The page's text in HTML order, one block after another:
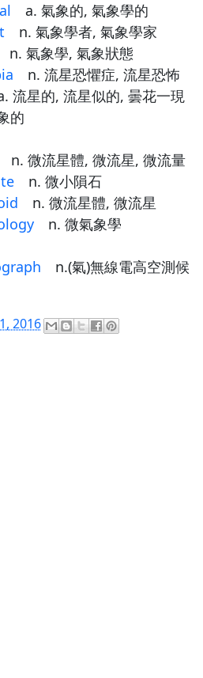
a. 氣象的, 氣象學的
n. 氣象學者, 氣象學家
n. 氣象學, 氣象狀態
n. 流星恐懼症, 流星恐怖
流星的, 流星似的, 曇花一現
的
n. 微流星體, 微流星, 微流量
n. 微小隕石
n. 微流星體, 微流星
n. 微氣象學
n.(氣)無線電高空測候
2016